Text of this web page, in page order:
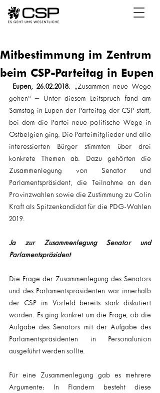
Mitbestimmung im Zentrum
beim CSP-Parteitag in Eupen
Eupen, 26.02.2018.
„Zusammen neue Wege
gehen“ – Unter diesem Leitspruch fand am
Samstag in Eupen der Parteitag der CSP statt,
bei dem die Partei neue politische Wege in
Ostbelgien ging. Die Parteimitglieder und alle
interessierten Bürger stimmten über drei
konkrete Themen ab. Dazu gehörten die
Zusammenlegung von Senator und
Parlamentspräsident, die Teilnahme an den
Provinzwahlen sowie die Zustimmung zu Colin
Kraft als Spitzenkandidat für die PDG-Wahlen
2019.
Ja zur Zusammenlegung Senator und
Parlamentspräsident
Die Frage der Zusammenlegung des Senators
und des Parlamentspräsidenten war innerhalb
der CSP im Vorfeld bereits stark diskutiert
worden. Es ging konkret um die Frage, ob die
Aufgabe des Senators mit der Aufgabe des
Parlamentspräsidenten in Personalunion
ausgeführt werden sollte.
Für eine Zusammenlegung gab es mehrere
Argumente: In Flandern besteht diese